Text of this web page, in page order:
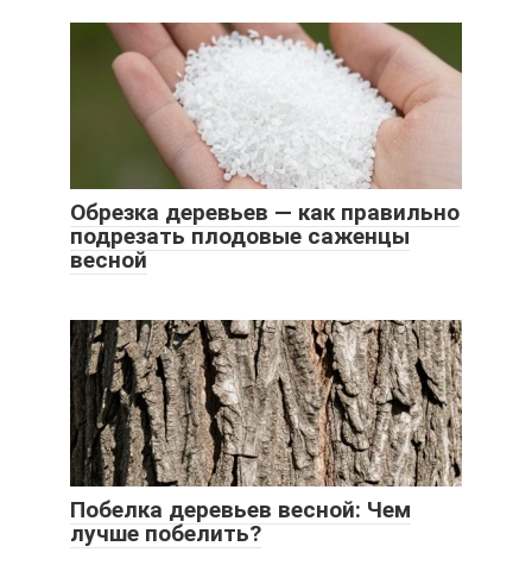
Обрезка деревьев — как правильно
подрезать плодовые саженцы
весной
Побелка деревьев весной: Чем
лучше побелить?